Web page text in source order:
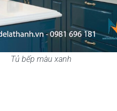
Tủ bếp màu xanh